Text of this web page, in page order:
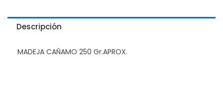
Descripción
MADEJA CAÑAMO 250 Gr.APROX.